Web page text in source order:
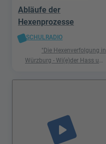
Abläufe der
Hexenprozesse
SCHULRADIO
"Die Hexenverfolgung in
Würzburg - Wi(e)der Hass und
play_arrow